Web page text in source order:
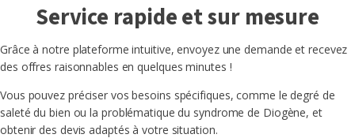
Service rapide et sur mesure
Grâce à notre plateforme intuitive, envoyez une demande et recevez
des offres raisonnables en quelques minutes !
Vous pouvez préciser vos besoins spécifiques, comme le degré de
saleté du bien ou la problématique du syndrome de Diogène, et
obtenir des devis adaptés à votre situation.